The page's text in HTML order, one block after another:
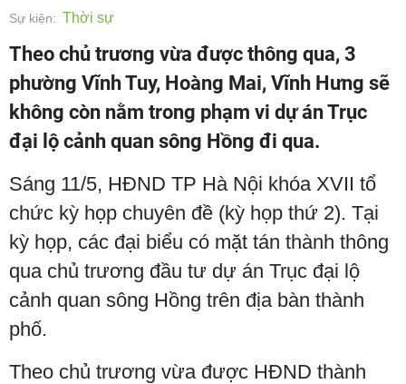
Sự kiện: Thời sự
Theo chủ trương vừa được thông qua, 3
phường Vĩnh Tuy, Hoàng Mai, Vĩnh Hưng sẽ
không còn nằm trong phạm vi dự án Trục
đại lộ cảnh quan sông Hồng đi qua.
Sáng 11/5, HĐND TP Hà Nội khóa XVII tổ
chức kỳ họp chuyên đề (kỳ họp thứ 2). Tại
kỳ họp, các đại biểu có mặt tán thành thông
qua chủ trương đầu tư dự án Trục đại lộ
cảnh quan sông Hồng trên địa bàn thành
phố.
Theo chủ trương vừa được HĐND thành